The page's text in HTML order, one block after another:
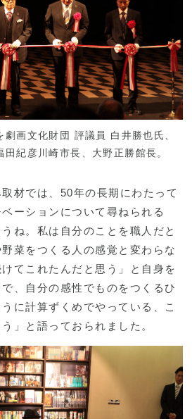
画文化財団 評議員 白井勝也氏、
紀彦川崎市長、大野正勝館長。
材では、50年の長期にわたって
ーションについて尋ねられる
ね。私は自分のことを職人だと
菜をつくる人の感覚と変わらな
てこれたんだと思う」と自身を
、自分の感性でものをつくるひ
に計算ずくめでやっている、こ
」と語っておられました。